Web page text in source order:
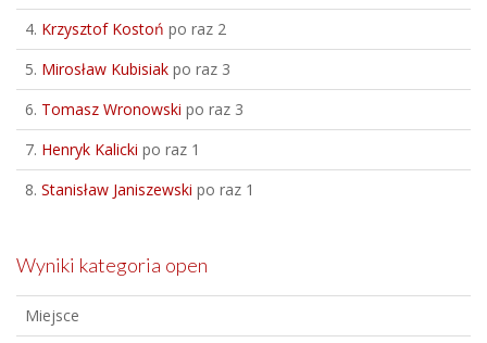
4. Krzysztof Kostoń po raz 2
5. Mirosław Kubisiak po raz 3
6. Tomasz Wronowski po raz 3
7. Henryk Kalicki po raz 1
8. Stanisław Janiszewski po raz 1
Wyniki kategoria open
Miejsce